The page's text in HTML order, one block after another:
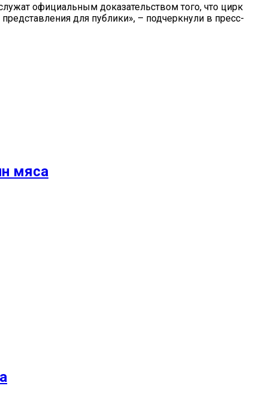
официальным доказательством того, что цирк
для публики», – подчеркнули в пресс-
мяса